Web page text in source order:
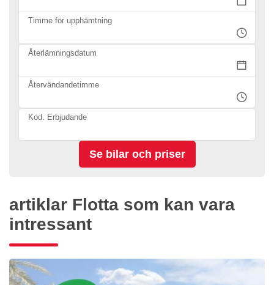
Timme för upphämtning
Återlämningsdatum
Återvändandetimme
Kod. Erbjudande
artiklar Flotta som kan vara
intressant